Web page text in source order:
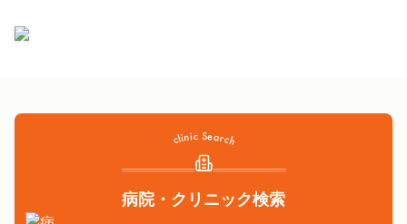
病院・クリニック検索